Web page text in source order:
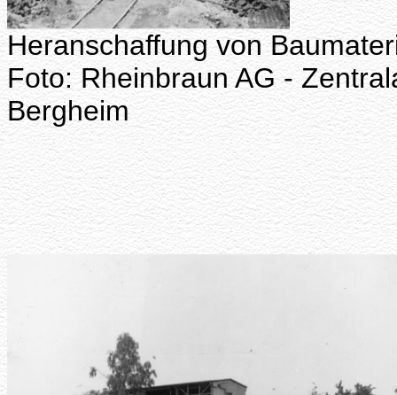
Heranschaffung von
Foto: Rheinbraun AG -
Bergheim